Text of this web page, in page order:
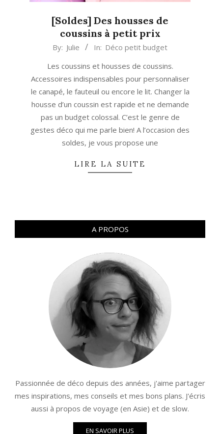
[Soldes] Des housses de
coussins à petit prix
By: Julie In: Déco petit budget
Les coussins et housses de coussins.
Accessoires indispensables pour personnaliser
le canapé, le fauteuil ou encore le lit. Changer la
housse d’un coussin est rapide et ne demande
pas un budget colossal. C’est le genre de
gestes déco qui me parle bien! A l’occasion des
soldes, je vous propose une
LIRE LA SUITE
A PROPOS
Passionnée de déco depuis des années, j'aime partager
mes inspirations, mes conseils et mes bons plans. J'écris
aussi à propos de voyage (en Asie) et de slow.
EN SAVOIR PLUS